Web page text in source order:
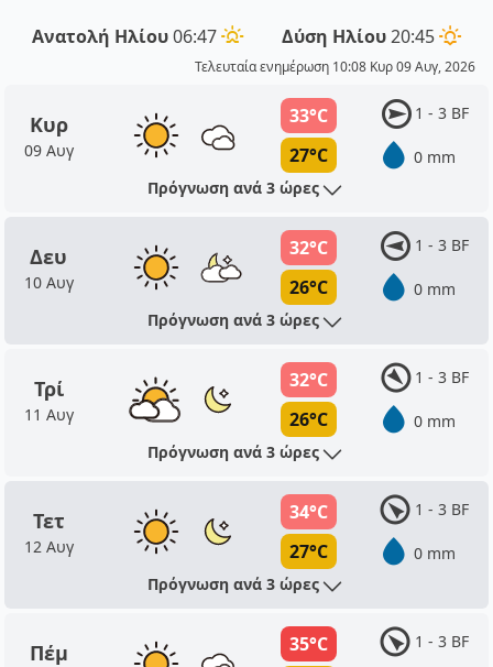
Ανατολή Ηλίου06:47 Δύση Ηλίου20:45
Τελευταία ενημέρωση 10:08 Κυρ 09 Αυγ, 2026
Κυρ
09 Αυγ
33°C
27°C
1 - 3 BF
0 mm
Πρόγνωση ανά 3 ώρες
Δευ
10 Αυγ
32°C
26°C
1 - 3 BF
0 mm
Πρόγνωση ανά 3 ώρες
Τρί
11 Αυγ
32°C
26°C
1 - 3 BF
0 mm
Πρόγνωση ανά 3 ώρες
Τετ
12 Αυγ
34°C
27°C
1 - 3 BF
0 mm
Πρόγνωση ανά 3 ώρες
Πέμ
35°C
1 - 3 BF